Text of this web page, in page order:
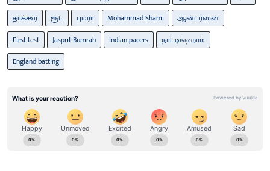
தாக்கூர்
ரூட் பும்ரா Mohammad Shami
ஆன்டர்ஸன்
First test
Jasprit Bumrah Indian pacers
நாட்டிங்ஹாம்
England batting